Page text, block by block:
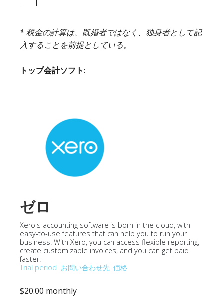
* 税金の計算は、既婚者ではなく、独身者として記
入することを前提としている。
トップ会計ソフト:
ゼロ
Xero's accounting software is born in the cloud, with
easy-to-use features that can help you to run your
business. With Xero, you can access flexible reporting,
create customizable invoices, and you can get paid
faster.
Trial period お問い合わせ先 価格
$20.00 monthly